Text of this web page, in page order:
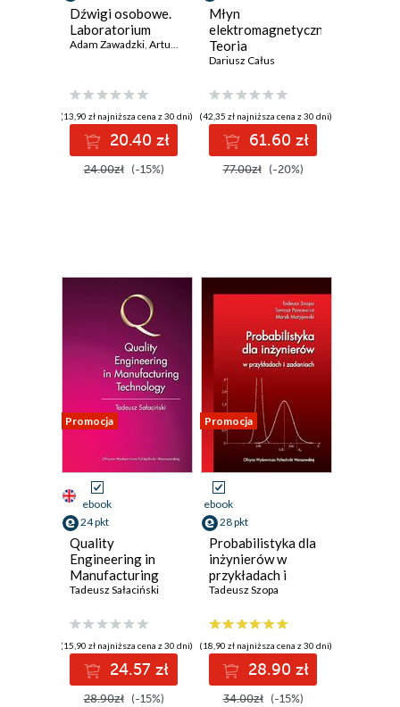
Dźwigi osobowe.
Laboratorium
Adam Zawadzki, Artur Jankowiak (red. nauk.)
(13,90 zł najniższa cena z 30 dni)
20.40 zł
24.00zł (-15%)
Młyn
elektromagnetyczny.
Teoria
projektowania i
eksperymentalne
Dariusz Całus
(42,35 zł najniższa cena z 30 dni)
61.60 zł
77.00zł (-20%)
Promocja
ebook
24 pkt
Quality
Engineering in
Manufacturing
Technology
Tadeusz Sałaciński
(15,90 zł najniższa cena z 30 dni)
24.57 zł
28.90zł (-15%)
Promocja
ebook
28 pkt
Probabilistyka dla
inżynierów w
przykładach i
zadaniach
Tadeusz Szopa
(18,90 zł najniższa cena z 30 dni)
28.90 zł
34.00zł (-15%)